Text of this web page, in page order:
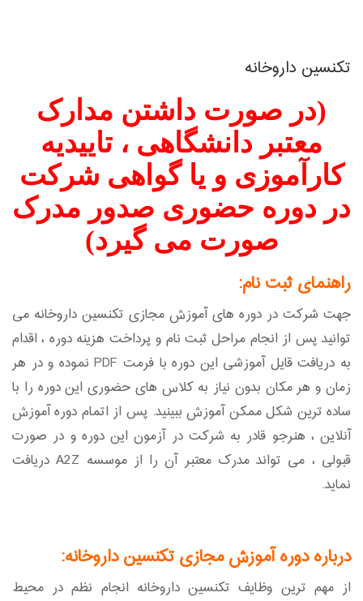
تکنسین داروخانه
(در صورت داشتن مدارک
معتبر دانشگاهی ، تاییدیه
کارآموزی و یا گواهی شرکت
در دوره حضوری صدور مدرک
صورت می گیرد)
راهنمای ثبت نام:
جهت شرکت در دوره های آموزش مجازی تکنسین داروخانه می
توانید پس از انجام مراحل ثبت نام و پرداخت هزینه دوره ، اقدام
به دریافت قایل آموزشی این دوره با فرمت PDF نموده و در هر
زمان و هر مکان بدون نیاز به کلاس های حضوری این دوره را با
ساده ترین شکل ممکن آموزش ببینید. پس از اتمام دوره آموزش
آنلاین ، هنرجو قادر به شرکت در آزمون این دوره و در صورت
قبولی ، می تواند مدرک معتبر آن را از موسسه A2Z دریافت
نماید.
درباره دوره آموزش مجازی تکنسین داروخانه:
از مهم ترین وظایف تکنسین داروخانه انجام نظم در محیط